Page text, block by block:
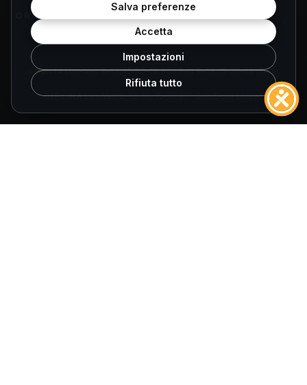
ORARI FOLIGNO
VENDITALun–Ven 9–13, 15:30–19:30 · Sab 9–13, 15:30–19 · Dom
chiuso
OFFICINALun–Ven 8–12:30, 15–18:30 · Sab/Dom chiuso
Rifiuta tutto
Impostazioni
Accetta
Salva preferenze